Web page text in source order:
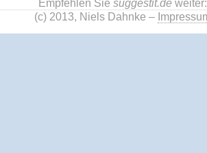
Empfehlen Sie suggestit.de weiter:
(c) 2013, Niels Dahnke –